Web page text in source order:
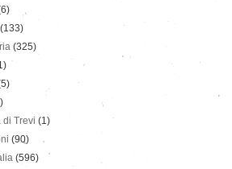
(133)
(325)
di Trevi (1)
(90)
(596)